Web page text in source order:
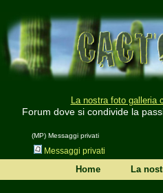
La nostra foto galleria
Forum dove si condivide la
(MP) Messaggi privati
Messaggi privati
Home La